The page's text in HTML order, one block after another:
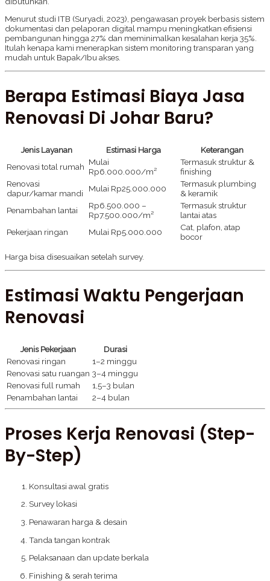
Menurut studi ITB (Suryadi, 2023), pengawasan proyek berbasis sistem
dokumentasi dan pelaporan digital mampu meningkatkan efisiensi
pembangunan hingga 27% dan meminimalkan kesalahan kerja 35%.
Itulah kenapa kami menerapkan sistem monitoring transparan yang
mudah untuk Bapak/Ibu akses.
Berapa Estimasi Biaya Jasa
Renovasi Di Johar Baru?
Jenis Layanan Estimasi Harga
Keterangan
Renovasi total rumah Mulai
Rp6.000.000/m²
Termasuk struktur &
finishing
Renovasi
dapur/kamar mandi
Mulai Rp25.000.000
Termasuk plumbing
& keramik
Penambahan lantai
Rp6.500.000 –
Rp7.500.000/m²
Termasuk struktur
lantai atas
Pekerjaan ringan
Mulai Rp5.000.000
Cat, plafon, atap
bocor
Harga bisa disesuaikan setelah survey.
Estimasi Waktu Pengerjaan
Renovasi
Jenis Pekerjaan
Durasi
Renovasi ringan
1–2 minggu
Renovasi satu ruangan 3–4 minggu
Renovasi full rumah
1,5–3 bulan
Penambahan lantai
2–4 bulan
Proses Kerja Renovasi (Step-
By-Step)
Konsultasi awal gratis
Survey lokasi
Penawaran harga & desain
Tanda tangan kontrak
Pelaksanaan dan update berkala
Finishing & serah terima